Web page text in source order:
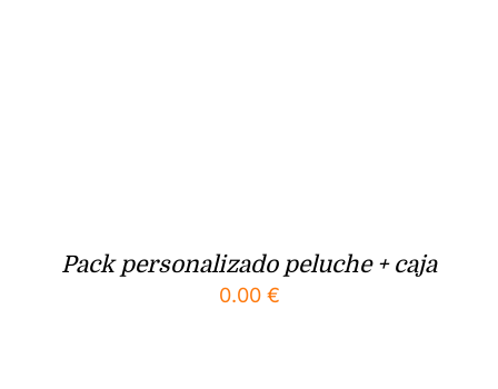
Pack personalizado peluche + caja
0.00 €